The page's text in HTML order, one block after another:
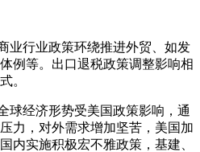
行业政策环绕推进外贸、如发
例等。出口退税政策调整影响相
。
经济形势受美国政策影响，通
力，对外需求增加坚苦，美国加
内实施积极宏不雅政策，基建、